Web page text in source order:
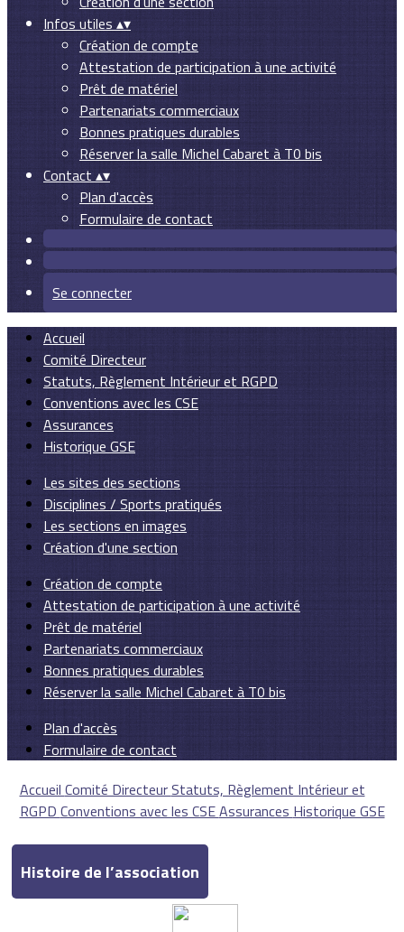
Infos utiles ▴▾
Création de compte
Attestation de participation à une activité
Prêt de matériel
Partenariats commerciaux
Bonnes pratiques durables
Réserver la salle Michel Cabaret à T0 bis
Contact ▴▾
Plan d'accès
Formulaire de contact
Se connecter
Accueil
Comité Directeur
Statuts, Règlement Intérieur et RGPD
Conventions avec les CSE
Assurances
Historique GSE
Les sites des sections
Disciplines / Sports pratiqués
Les sections en images
Création d'une section
Création de compte
Attestation de participation à une activité
Prêt de matériel
Partenariats commerciaux
Bonnes pratiques durables
Réserver la salle Michel Cabaret à T0 bis
Plan d'accès
Formulaire de contact
Accueil Comité DirecteurStatuts, Règlement Intérieur et
RGPD Conventions avec les CSEAssurances Historique GSE
Histoire de l’association